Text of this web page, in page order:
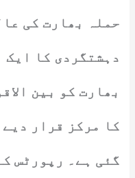
حملہ بھارت کی
دہشتگردی کا ایک
بھارت کو بین
کا مرکز قرار
گئی ہے۔ رپورٹس